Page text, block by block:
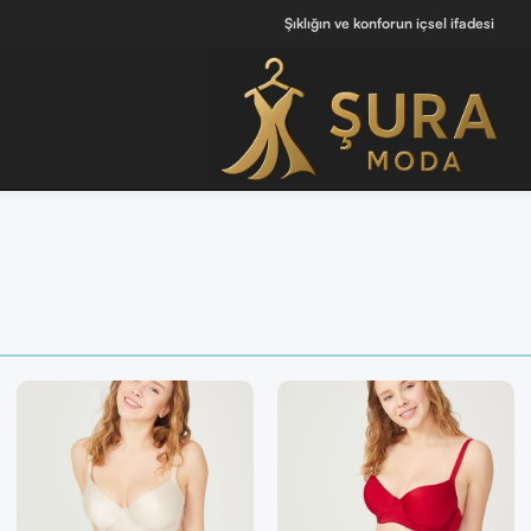
Şıklığın ve konforun içsel ifadesi
🔘 [ Tüm Kadın Parfümlerini Keşfet ] 💖 Kendine iyi hissettiren